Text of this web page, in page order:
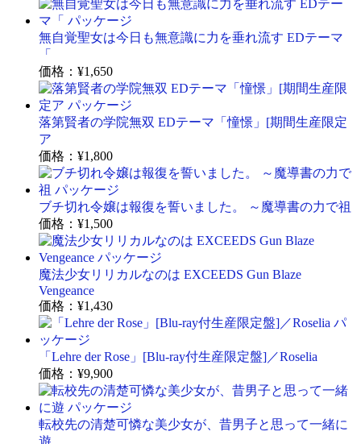
無自覚聖女は今日も無意識に力を垂れ流す EDテーマ
「
価格： ¥1,650
落第賢者の学院無双 EDテーマ「憧憬」[期間生産限定
ア
価格： ¥1,800
ブチ切れ令嬢は報復を誓いました。 ～魔導書の力で祖
価格： ¥1,500
魔法少女リリカルなのは EXCEEDS Gun Blaze
Vengeance
価格： ¥1,430
「Lehre der Rose」[Blu-ray付生産限定盤]／Roselia
価格： ¥9,900
転校先の清楚可憐な美少女が、昔男子と思って一緒に